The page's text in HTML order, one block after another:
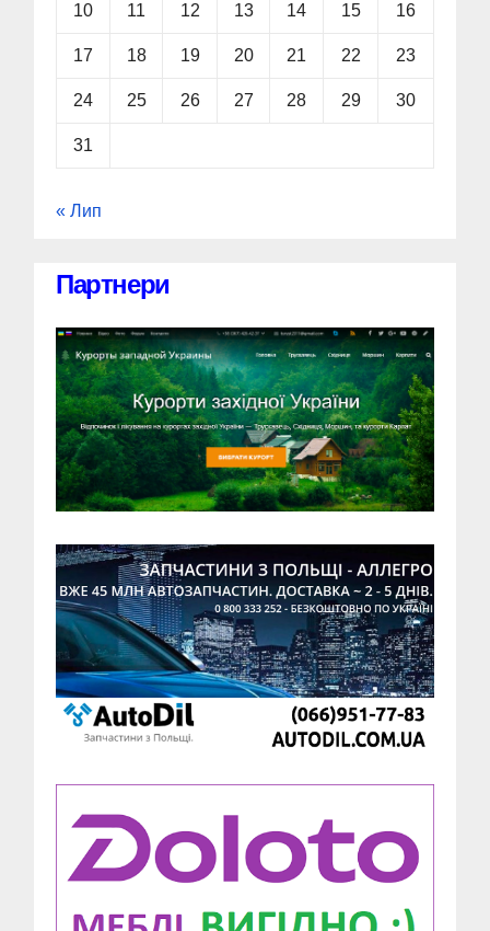
10 11 12 13 14 15 16
17 18 19 20 21 22 23
24 25 26 27 28 29 30
31
« Лип
Партнери